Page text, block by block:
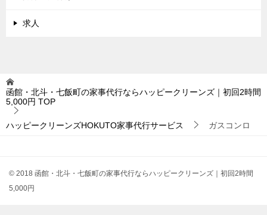
求人
函館・北斗・七飯町の家事代行ならハッピークリーンズ｜初回2時間
5,000円 TOP
ハッピークリーンズHOKUTO家事代行サービス ガスコンロ
© 2018 函館・北斗・七飯町の家事代行ならハッピークリーンズ｜初回2時間
5,000円